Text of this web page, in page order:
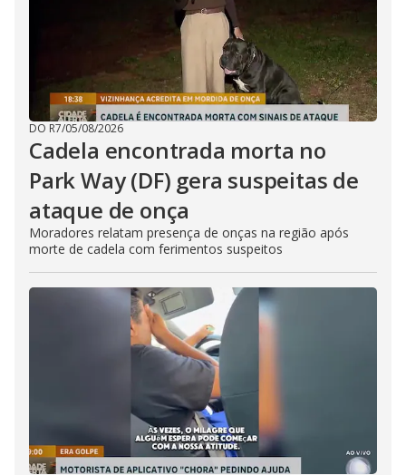
DO R7/05/08/2026
Cadela encontrada morta no
Park Way (DF) gera suspeitas de
ataque de onça
Moradores relatam presença de onças na região após
morte de cadela com ferimentos suspeitos